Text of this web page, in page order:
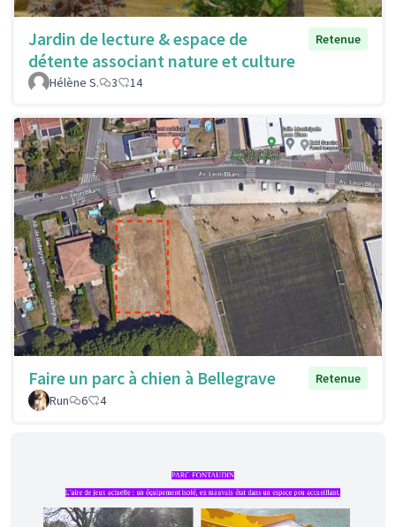
Jardin de lecture & espace de
détente associant nature et culture
Retenue
Hélène S. 3 14
Faire un parc à chien à Bellegrave
Retenue
Run
6 4